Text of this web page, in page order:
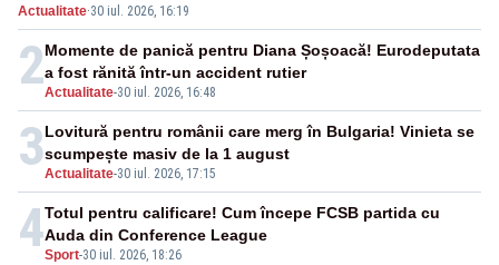
Actualitate·30 iul. 2026, 16:19
2Actualitate-30 iul. 2026, 16:48
Momente de panică pentru Diana Șoșoacă! Eurodeputata
a fost rănită într-un accident rutier
3Actualitate-30 iul. 2026, 17:15
Lovitură pentru românii care merg în Bulgaria! Vinieta se
scumpește masiv de la 1 august
4Sport-30 iul. 2026, 18:26
Totul pentru calificare! Cum începe FCSB partida cu
Auda din Conference League